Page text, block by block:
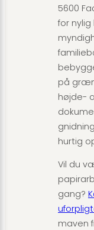
5600
for
på
højde-
hurtig
Vil du
gang?
maven